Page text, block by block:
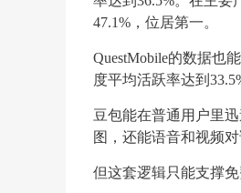
47.1%，位居第一。
QuestMobile的数据也
度平均活跃率达到
豆包能在普通用户里
图，还能语音和视频
但这套逻辑只能支撑